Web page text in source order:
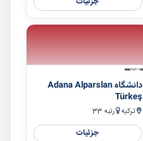
سایر
دانشگاه Adana Alparslan
Türkeş
ترکیه رتبه 33
جزئیات